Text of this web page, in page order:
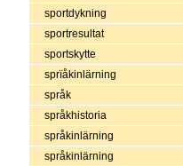
sportdykning
sportresultat
sportskytte
sprïåkinlärning
språk
språkhistoria
språkinlärning
språkinlärning